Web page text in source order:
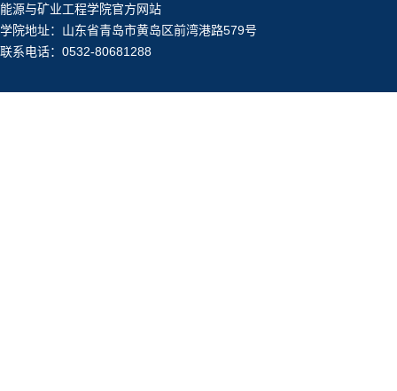
能源与矿业工程学院官方网站
学院地址：山东省青岛市黄岛区前湾港路579号
联系电话：0532-80681288